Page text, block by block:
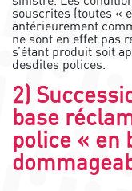
souscrites (toutes «
antérieurement
ne sont en effet pas
s’étant produit soit
desdites polices.
2)
base
police « en